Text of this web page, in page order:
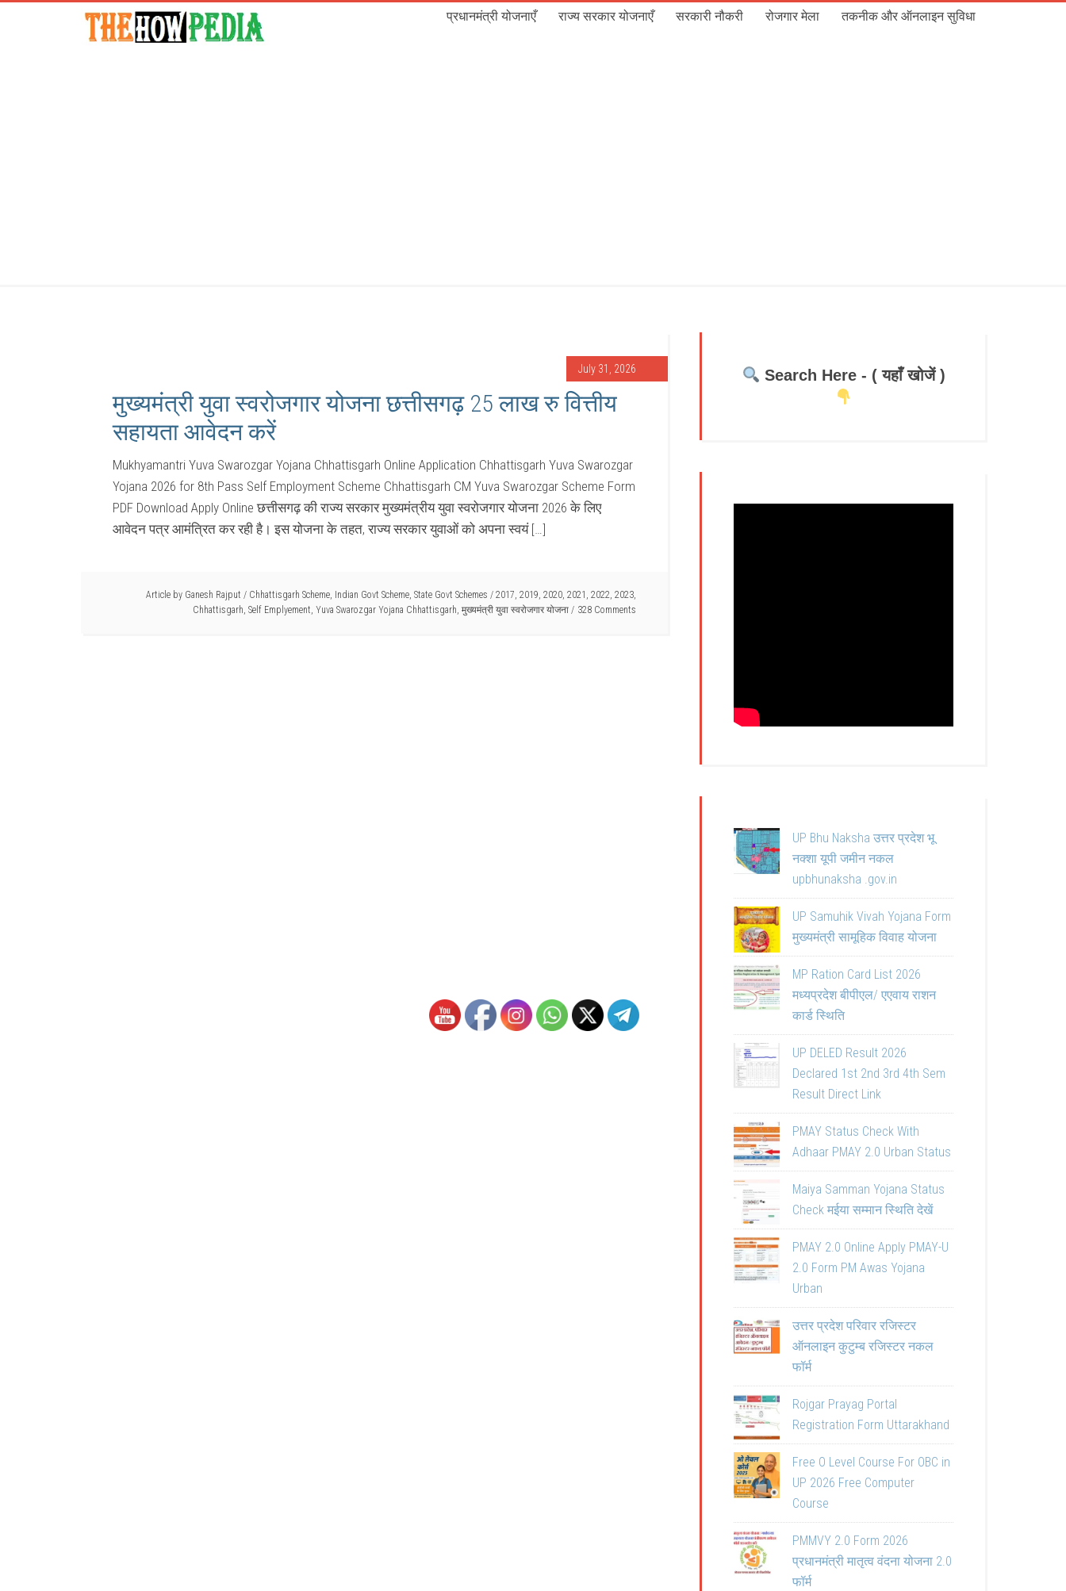
प्रधानमंत्री योजनाएँ राज्य सरकार योजनाएँ सरकारी नौकरी रोजगार मेला तकनीक और ऑनलाइन सुविधा
July 31, 2026
मुख्यमंत्री युवा स्वरोजगार योजना छत्तीसगढ़ 25 लाख रु वित्तीय
सहायता आवेदन करें
Mukhyamantri Yuva Swarozgar Yojana Chhattisgarh Online Application Chhattisgarh Yuva Swarozgar
Yojana 2026 for 8th Pass Self Employment Scheme Chhattisgarh CM Yuva Swarozgar Scheme Form
PDF Download Apply Online छत्तीसगढ़ की राज्य सरकार मुख्यमंत्रीय युवा स्वरोजगार योजना 2026 के लिए
आवेदन पत्र आमंत्रित कर रही है। इस योजना के तहत, राज्य सरकार युवाओं को अपना स्वयं […]
Article by Ganesh Rajput / Chhattisgarh Scheme, Indian Govt Scheme, State Govt Schemes / 2017, 2019, 2020, 2021 , 2022, 2023,
Chhattisgarh, Self Emplyement, Yuva Swarozgar Yojana Chhattisgarh, मुख्यमंत्री युवा स्वरोजगार योजना 328 Comments
Search Here - ( यहाँ खोजें )
UP Bhu Naksha उत्तर प्रदेश भू
नक्शा यूपी जमीन नकल
upbhunaksha .gov.in
UP Samuhik Vivah Yojana Form
मुख्यमंत्री सामूहिक विवाह योजना
MP Ration Card List 2026
मध्यप्रदेश बीपीएल/ एएवाय राशन
कार्ड स्थिति
UP DELED Result 2026
Declared 1st 2nd 3rd 4th Sem
Result Direct Link
PMAY Status Check With
Adhaar PMAY 2.0 Urban Status
Maiya Samman Yojana Status
Check मईया सम्मान स्थिति देखें
PMAY 2.0 Online Apply PMAY-U
2.0 Form PM Awas Yojana
Urban
उत्तर प्रदेश परिवार रजिस्टर
ऑनलाइन कुटुम्ब रजिस्टर नकल
फॉर्म
Rojgar Prayag Portal
Registration Form Uttarakhand
Free O Level Course For OBC in
UP 2026 Free Computer
Course
PMMVY 2.0 Form 2026
प्रधानमंत्री मातृत्व वंदना योजना 2.0
फॉर्म